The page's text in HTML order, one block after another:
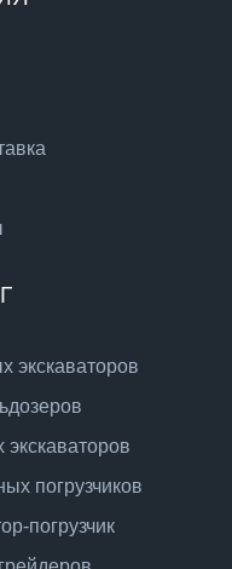
экскаваторов
погрузчиков
погрузчик